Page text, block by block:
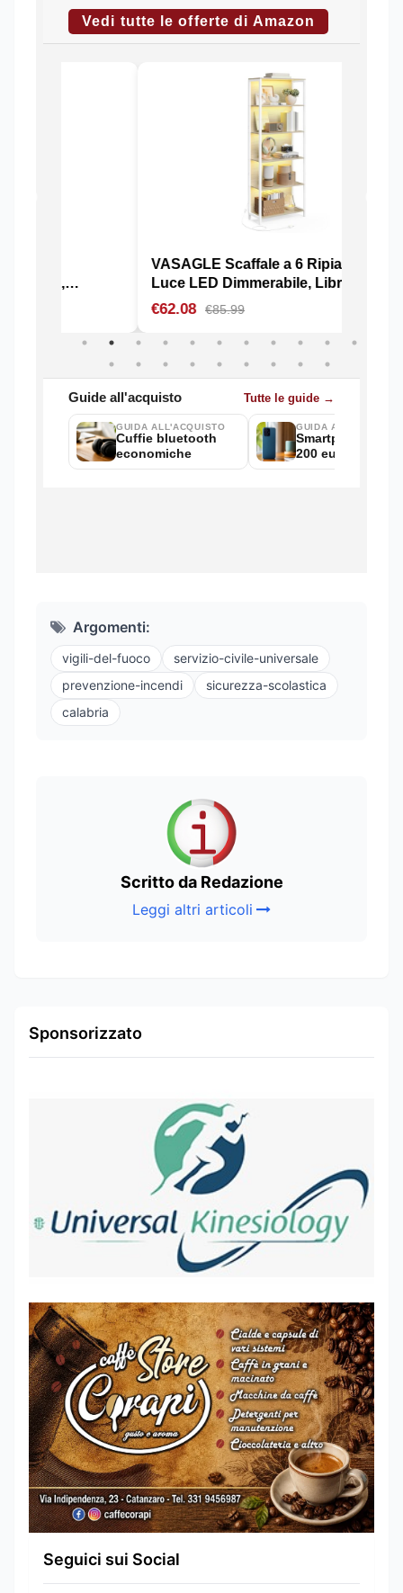
Argomenti:
vigili-del-fuoco
servizio-civile-universale
prevenzione-incendi
sicurezza-scolastica
calabria
Scritto da Redazione
Leggi altri articoli
Sponsorizzato
Seguici sui Social